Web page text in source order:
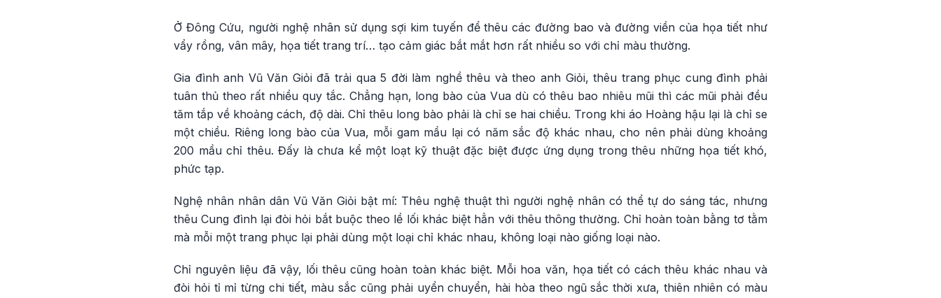
Ở Đông Cứu, người nghệ nhân sử dụng sợi kim tuyến để thêu các đường bao và đường viền của họa tiết như
vẩy rồng, vân mây, họa tiết trang trí… tạo cảm giác bắt mắt hơn rất nhiều so với chỉ màu thường.
Gia đình anh Vũ Văn Giỏi đã trải qua 5 đời làm nghề thêu và theo anh Giỏi, thêu trang phục cung đình phải
tuân thủ theo rất nhiều quy tắc. Chẳng hạn, long bào của Vua dù có thêu bao nhiêu mũi thì các mũi phải đều
tăm tắp về khoảng cách, độ dài. Chỉ thêu long bào phải là chỉ se hai chiều. Trong khi áo Hoàng hậu lại là chỉ se
một chiều. Riêng long bào của Vua, mỗi gam mầu lại có năm sắc độ khác nhau, cho nên phải dùng khoảng
200 mầu chỉ thêu. Đấy là chưa kể một loạt kỹ thuật đặc biệt được ứng dụng trong thêu những họa tiết khó,
phức tạp.
Nghệ nhân nhân dân Vũ Văn Giỏi bật mí: Thêu nghệ thuật thì người nghệ nhân có thể tự do sáng tác, nhưng
thêu Cung đình lại đòi hỏi bắt buộc theo lề lối khác biệt hẳn với thêu thông thường. Chỉ hoàn toàn bằng tơ tằm
mà mỗi một trang phục lại phải dùng một loại chỉ khác nhau, không loại nào giống loại nào.
Chỉ nguyên liệu đã vậy, lối thêu cũng hoàn toàn khác biệt. Mỗi hoa văn, họa tiết có cách thêu khác nhau và
đòi hỏi tỉ mỉ từng chi tiết, màu sắc cũng phải uyển chuyển, hài hòa theo ngũ sắc thời xưa, thiên nhiên có màu